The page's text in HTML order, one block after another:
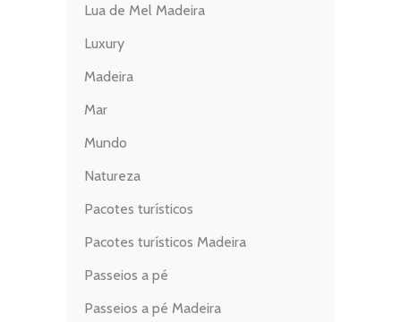
Lua de Mel Madeira
Luxury
Madeira
Mar
Mundo
Natureza
Pacotes turísticos
Pacotes turísticos Madeira
Passeios a pé
Passeios a pé Madeira